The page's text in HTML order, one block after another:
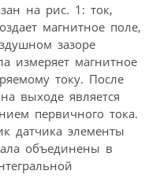
на рис. 1: ток,
магнитное поле,
зазоре
измеряет магнитное
току. После
выходе является
первичного тока.
датчика элементы
объединены в